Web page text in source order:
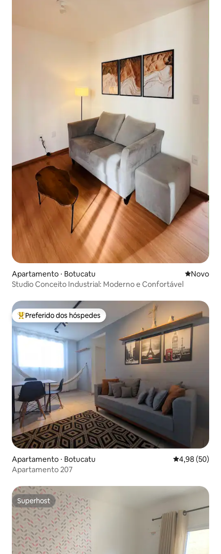
Apartamento ⋅ Botucatu Novo
Novo
Studio Conceito Industrial: Moderno e Confortável
Entre os melhores preferidos dos hóspedes
Preferido dos hóspedes
Apartamento ⋅ Botucatu 4,98 de uma
4,98 (50)
Apartamento 207
Superhost
Superhost